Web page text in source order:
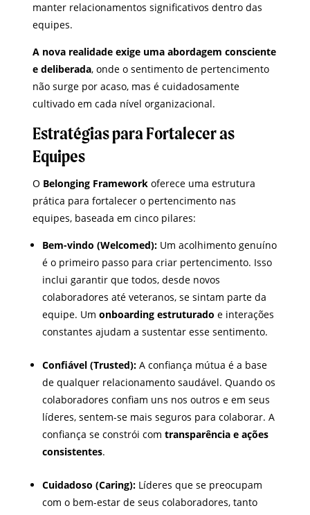
manter relacionamentos significativos dentro das
equipes.
A nova realidade exige uma abordagem consciente
e deliberada, onde o sentimento de pertencimento
não surge por acaso, mas é cuidadosamente
cultivado em cada nível organizacional.
Estratégias para Fortalecer as
Equipes
O Belonging Framework oferece uma estrutura
prática para fortalecer o pertencimento nas
equipes, baseada em cinco pilares:
Bem-vindo (Welcomed): Um acolhimento genuíno
é o primeiro passo para criar pertencimento. Isso
inclui garantir que todos, desde novos
colaboradores até veteranos, se sintam parte da
equipe. Umonboarding estruturado e interações
constantes ajudam a sustentar esse sentimento.
Confiável (Trusted): A confiança mútua é a base
de qualquer relacionamento saudável. Quando os
colaboradores confiam uns nos outros e em seus
líderes, sentem-se mais seguros para colaborar. A
confiança se constrói comtransparência e ações
consistentes.
Cuidadoso (Caring): Líderes que se preocupam
com o bem-estar de seus colaboradores, tanto